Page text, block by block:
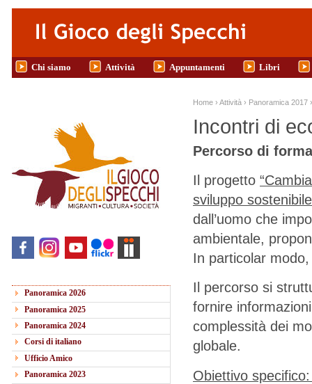
Salta al contenuto principale
Chi siamo Attività Appuntamenti Libri
Panoramica 2026
Panoramica 2025
Panoramica 2024
Corsi di italiano
Ufficio Amico
Panoramica 2023
Tu sei qui
Home › Attività › Panoramica 2017
Incontri di
Percorso di
Il progetto
sviluppo
dall’uomo che
ambientale,
In particolar
Il percorso si
fornire
complessità dei
globale.
Obiettivo